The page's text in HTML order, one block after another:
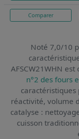
Comparer
Noté 7,0/10
AFSCW21WHN est
n°2 des fours
réactivité, volume
catalyse :
cuisson